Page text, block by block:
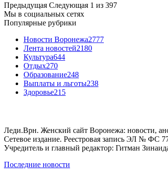
Предыдущая Следующая 1 из 397
Мы в социальных сетях
Популярные рубрики
Новости Воронежа2777
Лента новостей2180
Культура644
Отдых270
Образование248
Выплаты и льготы238
Здоровье215
Леди.Врн. Женский сайт Воронежа: новости,
Сетевое издание. Реестровая запись ЭЛ № ФС
Учредитель и главный редактор: Гитман
Последние новости